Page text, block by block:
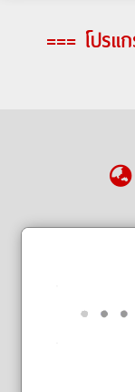
=== โปรแ